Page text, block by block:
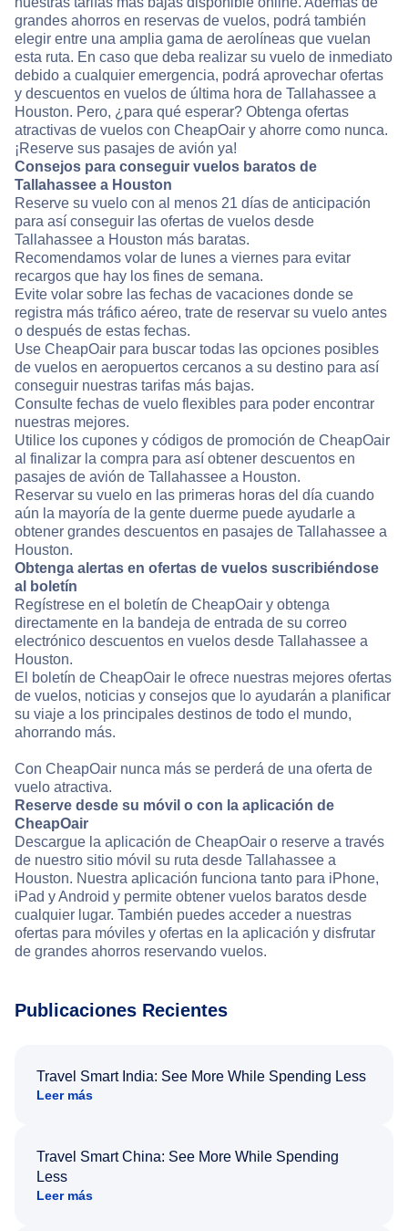
grandes ahorros en reservas de vuelos, podrá también
elegir entre una amplia gama de aerolíneas que vuelan
esta ruta. En caso que deba realizar su vuelo de inmediato
debido a cualquier emergencia, podrá aprovechar ofertas
y descuentos en vuelos de última hora de Tallahassee a
Houston. Pero, ¿para qué esperar? Obtenga ofertas
atractivas de vuelos con CheapOair y ahorre como nunca.
¡Reserve sus pasajes de avión ya!
Consejos para conseguir vuelos baratos de
Tallahassee a Houston
Reserve su vuelo con al menos 21 días de anticipación
para así conseguir las ofertas de vuelos desde
Tallahassee a Houston más baratas.
Recomendamos volar de lunes a viernes para evitar
recargos que hay los fines de semana.
Evite volar sobre las fechas de vacaciones donde se
registra más tráfico aéreo, trate de reservar su vuelo antes
o después de estas fechas.
Use CheapOair para buscar todas las opciones posibles
de vuelos en aeropuertos cercanos a su destino para así
conseguir nuestras tarifas más bajas.
Consulte fechas de vuelo flexibles para poder encontrar
nuestras mejores.
Utilice los cupones y códigos de promoción de CheapOair
al finalizar la compra para así obtener descuentos en
pasajes de avión de Tallahassee a Houston.
Reservar su vuelo en las primeras horas del día cuando
aún la mayoría de la gente duerme puede ayudarle a
obtener grandes descuentos en pasajes de Tallahassee a
Houston.
Obtenga alertas en ofertas de vuelos suscribiéndose
al boletín
Regístrese en el boletín de CheapOair y obtenga
directamente en la bandeja de entrada de su correo
electrónico descuentos en vuelos desde Tallahassee a
Houston.
El boletín de CheapOair le ofrece nuestras mejores ofertas
de vuelos, noticias y consejos que lo ayudarán a planificar
su viaje a los principales destinos de todo el mundo,
ahorrando más.
Con CheapOair nunca más se perderá de una oferta de
vuelo atractiva.
Reserve desde su móvil o con la aplicación de
CheapOair
Descargue la aplicación de CheapOair o reserve a través
de nuestro sitio móvil su ruta desde Tallahassee a
Houston. Nuestra aplicación funciona tanto para iPhone,
iPad y Android y permite obtener vuelos baratos desde
cualquier lugar. También puedes acceder a nuestras
ofertas para móviles y ofertas en la aplicación y disfrutar
de grandes ahorros reservando vuelos.
Publicaciones Recientes
Travel Smart India: See More While Spending Less
Leer más
Travel Smart China: See More While Spending
Less
Leer más